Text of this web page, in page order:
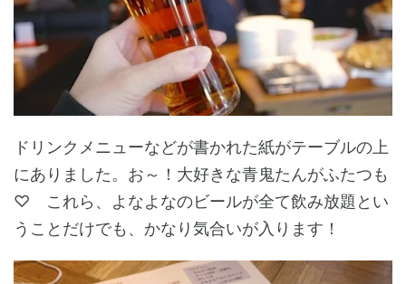
ドリンクメニューなどが書かれた紙がテーブルの上
にありました。お～！大好きな青鬼たんがふたつも
♡ これら、よなよなのビールが全て飲み放題とい
うことだけでも、かなり気合いが入ります！